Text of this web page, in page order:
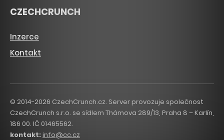
CZECHCRUNCH
Inzerce
Kontakt
© 2014-2026 CzechCrunch.cz. Server provozuje společnost
CzechCrunch s.r.o. se sídlem Thámova 289/13, Praha 8 – Karlín,
186 00. IČ 01465562.
kontakt:info@cc.cz